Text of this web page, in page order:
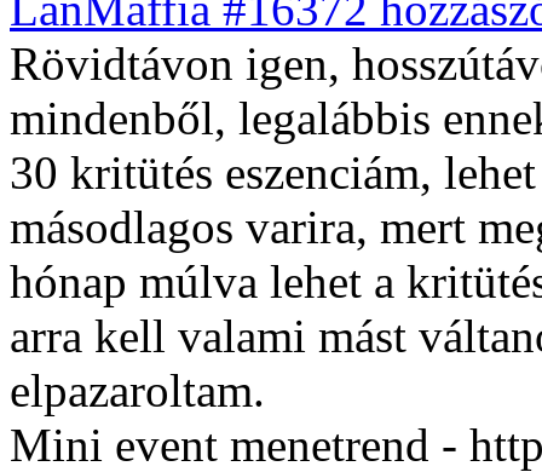
Rövidtávon igen,
mindenből, legalábbis
30 kritütés eszenciám,
másodlagos varira, mert
hónap múlva lehet a
arra kell valami mást
elpazaroltam.
Mini event menetrend -